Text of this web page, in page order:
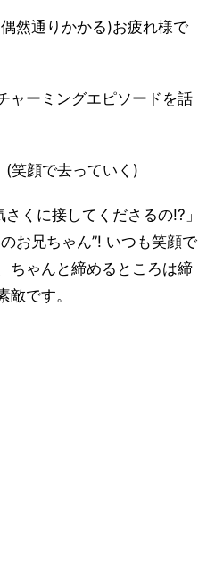
然通りかかる)お疲れ様で
ャーミングエピソードを話
(笑顔で去っていく)
くに接してくださるの!?」
お兄ちゃん”! いつも笑顔で
ちゃんと締めるところは締
です。